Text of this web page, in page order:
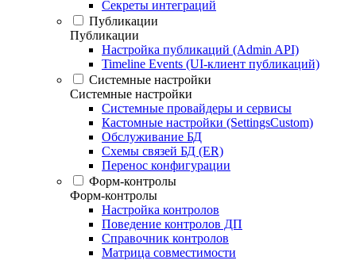
Секреты интеграций
Публикации
Публикации
Настройка публикаций (Admin API)
Timeline Events (UI-клиент публикаций)
Системные настройки
Системные настройки
Системные провайдеры и сервисы
Кастомные настройки (SettingsCustom)
Обслуживание БД
Схемы связей БД (ER)
Перенос конфигурации
Форм-контролы
Форм-контролы
Настройка контролов
Поведение контролов ДП
Справочник контролов
Матрица совместимости